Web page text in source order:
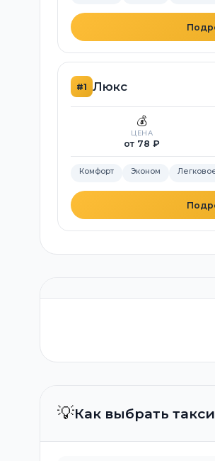
#1 Люкс
💰
ЦЕНА
от 78 ₽
Комфорт Эконом
💡Как выбрать